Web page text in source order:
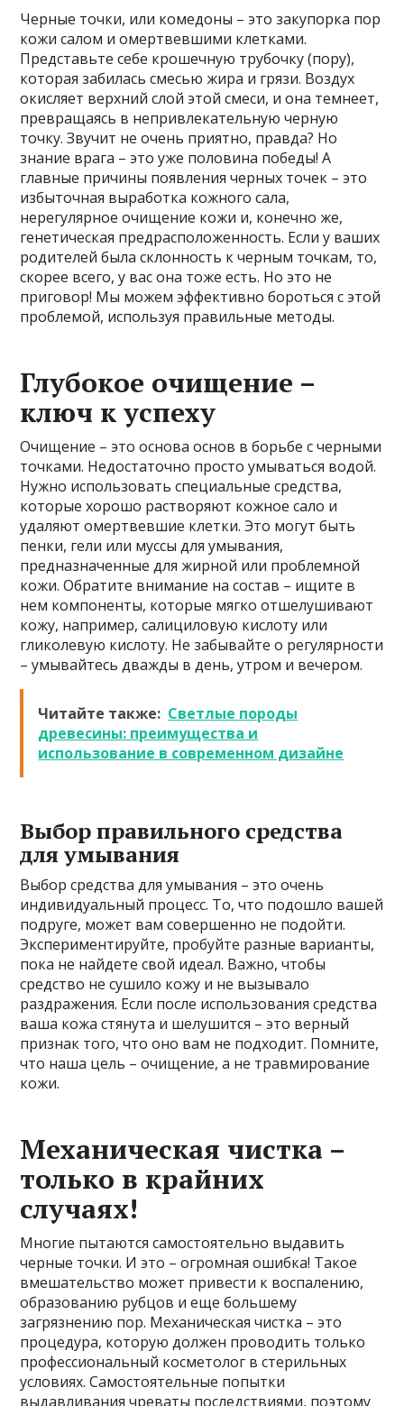
Черные точки, или комедоны – это закупорка пор
кожи салом и омертвевшими клетками.
Представьте себе крошечную трубочку (пору),
которая забилась смесью жира и грязи. Воздух
окисляет верхний слой этой смеси, и она темнеет,
превращаясь в непривлекательную черную
точку. Звучит не очень приятно, правда? Но
знание врага – это уже половина победы! А
главные причины появления черных точек – это
избыточная выработка кожного сала,
нерегулярное очищение кожи и, конечно же,
генетическая предрасположенность. Если у ваших
родителей была склонность к черным точкам, то,
скорее всего, у вас она тоже есть. Но это не
приговор! Мы можем эффективно бороться с этой
проблемой, используя правильные методы.
Глубокое очищение –
ключ к успеху
Очищение – это основа основ в борьбе с черными
точками. Недостаточно просто умываться водой.
Нужно использовать специальные средства,
которые хорошо растворяют кожное сало и
удаляют омертвевшие клетки. Это могут быть
пенки, гели или муссы для умывания,
предназначенные для жирной или проблемной
кожи. Обратите внимание на состав – ищите в
нем компоненты, которые мягко отшелушивают
кожу, например, салициловую кислоту или
гликолевую кислоту. Не забывайте о регулярности
– умывайтесь дважды в день, утром и вечером.
Читайте также: Светлые породы
древесины: преимущества и
использование в современном дизайне
Выбор правильного средства
для умывания
Выбор средства для умывания – это очень
индивидуальный процесс. То, что подошло вашей
подруге, может вам совершенно не подойти.
Экспериментируйте, пробуйте разные варианты,
пока не найдете свой идеал. Важно, чтобы
средство не сушило кожу и не вызывало
раздражения. Если после использования средства
ваша кожа стянута и шелушится – это верный
признак того, что оно вам не подходит. Помните,
что наша цель – очищение, а не травмирование
кожи.
Механическая чистка –
только в крайних
случаях!
Многие пытаются самостоятельно выдавить
черные точки. И это – огромная ошибка! Такое
вмешательство может привести к воспалению,
образованию рубцов и еще большему
загрязнению пор. Механическая чистка – это
процедура, которую должен проводить только
профессиональный косметолог в стерильных
условиях. Самостоятельные попытки
выдавливания чреваты последствиями, поэтому